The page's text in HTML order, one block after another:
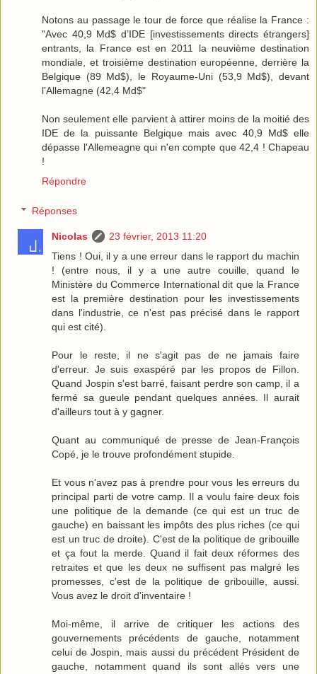
Notons au passage le tour de force que réalise la France :
"Avec 40,9 Md$ d’IDE [investissements directs étrangers]
entrants, la France est en 2011 la neuvième destination
mondiale, et troisième destination européenne, derrière la
Belgique (89 Md$), le Royaume-Uni (53,9 Md$), devant
l’Allemagne (42,4 Md$"
Non seulement elle parvient à attirer moins de la moitié des
IDE de la puissante Belgique mais avec 40,9 Md$ elle
dépasse l'Allemeagne qui n'en compte que 42,4 ! Chapeau
!
Répondre
Réponses
Nicolas
23 février, 2013 11:20
Tiens ! Oui, il y a une erreur dans le rapport du machin
! (entre nous, il y a une autre couille, quand le
Ministère du Commerce International dit que la France
est la première destination pour les investissements
dans l'industrie, ce n'est pas précisé dans le rapport
qui est cité).
Pour le reste, il ne s'agit pas de ne jamais faire
d'erreur. Je suis exaspéré par les propos de Fillon.
Quand Jospin s'est barré, faisant perdre son camp, il a
fermé sa gueule pendant quelques années. Il aurait
d'ailleurs tout à y gagner.
Quant au communiqué de presse de Jean-François
Copé, je le trouve profondément stupide.
Et vous n'avez pas à prendre pour vous les erreurs du
principal parti de votre camp. Il a voulu faire deux fois
une politique de la demande (ce qui est un truc de
gauche) en baissant les impôts des plus riches (ce qui
est un truc de droite). C'est de la politique de gribouille
et ça fout la merde. Quand il fait deux réformes des
retraites et que les deux ne suffisent pas malgré les
promesses, c'est de la politique de gribouille, aussi.
Vous avez le droit d'inventaire !
Moi-même, il arrive de critiquer les actions des
gouvernements précédents de gauche, notamment
celui de Jospin, mais aussi du précédent Président de
gauche, notamment quand ils sont allés vers une